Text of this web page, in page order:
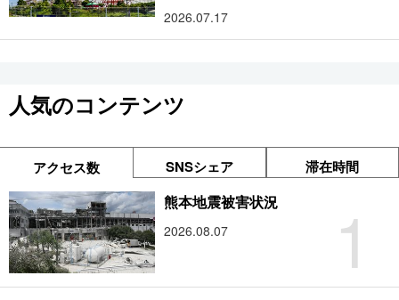
2026.07.17
人気のコンテンツ
アクセス数 SNSシェア 滞在時間
1
熊本地震被害状況
2026.08.07